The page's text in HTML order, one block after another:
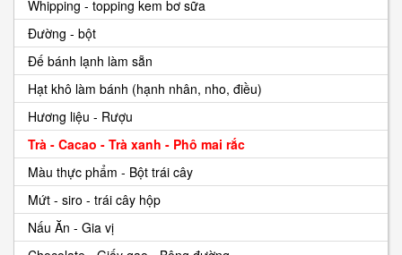
Whipping - topping kem bơ sữa
Đường - bột
Đế bánh lạnh làm sẵn
Hạt khô làm bánh (hạnh nhân, nho, điều)
Hương liệu - Rượu
Trà - Cacao - Trà xanh - Phô mai rắc
Màu thực phẩm - Bột trái cây
Mứt - siro - trái cây hộp
Nấu Ăn - Gia vị